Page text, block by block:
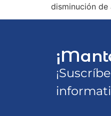
disminución